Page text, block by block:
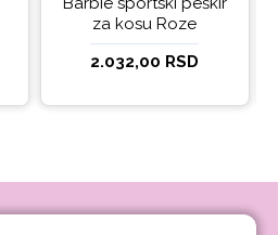
za kosu Roze
2.032,00 RSD